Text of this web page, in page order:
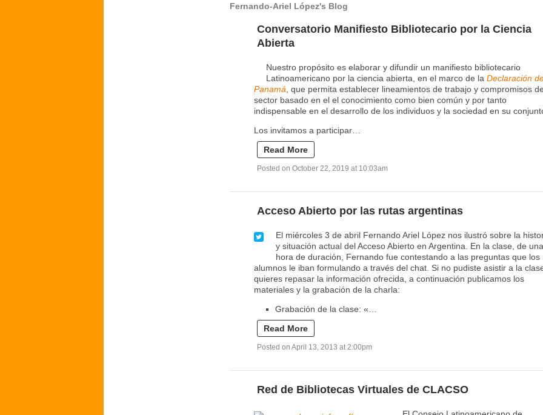
Fernando-Ariel López's Blog
Conversatorio Manifiesto Bibliotecario por la Ciencia
Abierta
Nuestro propósito es elaborar y difundir un manifiesto bibliotecario
Latinoamericano por la ciencia abierta, en el marco de la Declaración
Panamá, que permita establecer lineamientos de trabajo y compromisos
sector basado en el el conocimiento como bien común y por tanto
indispensable en el desarrollo de los individuos y la sociedad en su
Los invitamos a participar…
Read More
Posted on October 22, 2019 at 10:03am
Acceso Abierto por las rutas argentinas
El miércoles 3 de abril Fernando Ariel López nos ilustró sobre la
y situación actual del Acceso Abierto en Argentina. En la clase, de una
hora de duración, Fernando fue contestando a las preguntas que los
alumnos le iban formulando a través del chat. Si no pudiste asistir a la
quieres repasar la información ofrecida, a continuación publicamos los
materiales y la grabación de la charla:
Grabación de la clase: «…
Read More
Posted on April 13, 2013 at 2:00pm
Red de Bibliotecas Virtuales de CLACSO